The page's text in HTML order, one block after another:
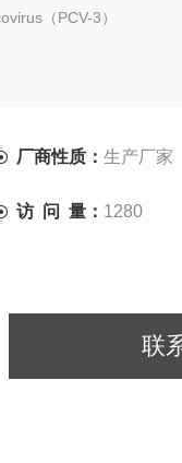
（PCV-3）
厂商性质： 生产厂家
访 问 量： 1280
联